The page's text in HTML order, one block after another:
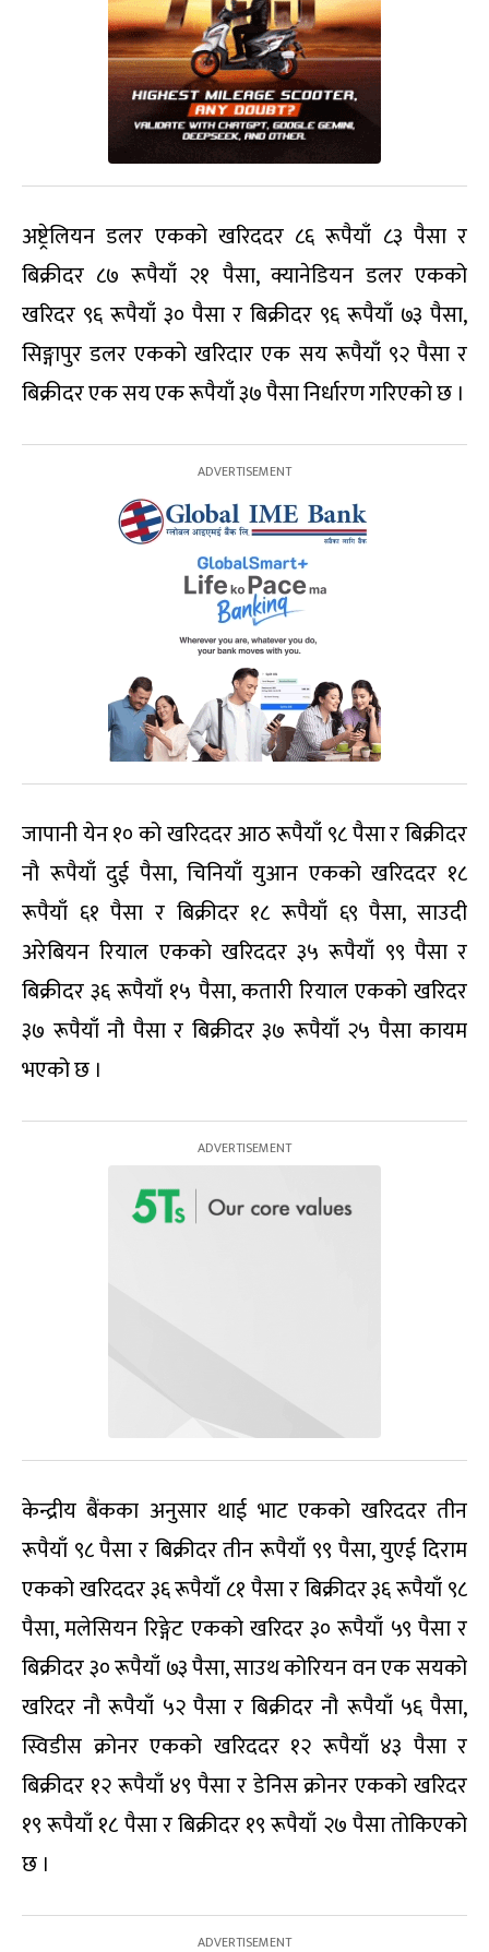
अष्ट्रेलियन डलर एकको खरिददर ८६ रूपैयाँ ८३ पैसा र
बिक्रीदर ८७ रूपैयाँ २१ पैसा, क्यानेडियन डलर एकको
खरिदर ९६ रूपैयाँ ३० पैसा र बिक्रीदर ९६ रूपैयाँ ७३ पैसा,
सिङ्गापुर डलर एकको खरिदार एक सय रूपैयाँ ९२ पैसा र
बिक्रीदर एक सय एक रूपैयाँ ३७ पैसा निर्धारण गरिएको छ ।
जापानी येन १० को खरिददर आठ रूपैयाँ ९८ पैसा र बिक्रीदर
नौ रूपैयाँ दुई पैसा, चिनियाँ युआन एकको खरिददर १८
रूपैयाँ ६१ पैसा र बिक्रीदर १८ रूपैयाँ ६९ पैसा, साउदी
अरेबियन रियाल एकको खरिददर ३५ रूपैयाँ ९९ पैसा र
बिक्रीदर ३६ रूपैयाँ १५ पैसा, कतारी रियाल एकको खरिदर
३७ रूपैयाँ नौ पैसा र बिक्रीदर ३७ रूपैयाँ २५ पैसा कायम
भएको छ ।
केन्द्रीय बैंकका अनुसार थाई भाट एकको खरिददर तीन
रूपैयाँ ९८ पैसा र बिक्रीदर तीन रूपैयाँ ९९ पैसा, युएई दिराम
एकको खरिददर ३६ रूपैयाँ ८१ पैसा र बिक्रीदर ३६ रूपैयाँ ९८
पैसा, मलेसियन रिङ्गेट एकको खरिदर ३० रूपैयाँ ५९ पैसा र
बिक्रीदर ३० रूपैयाँ ७३ पैसा, साउथ कोरियन वन एक सयको
खरिदर नौ रूपैयाँ ५२ पैसा र बिक्रीदर नौ रूपैयाँ ५६ पैसा,
स्विडीस क्रोनर एकको खरिददर १२ रूपैयाँ ४३ पैसा र
बिक्रीदर १२ रूपैयाँ ४९ पैसा र डेनिस क्रोनर एकको खरिदर
१९ रूपैयाँ १८ पैसा र बिक्रीदर १९ रूपैयाँ २७ पैसा तोकिएको
छ ।